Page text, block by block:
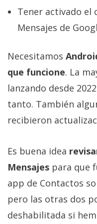
Tener activado el
Mensajes de
Necesitamos
que funcione. La
lanzando desde
tanto. También
recibieron
Es buena idea
Mensajes para que
app de Contactos
pero las otras dos
deshabilitada si